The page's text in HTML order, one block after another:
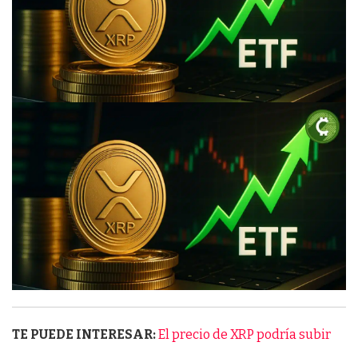
TE PUEDE INTERESAR:El precio de XRP podría subir